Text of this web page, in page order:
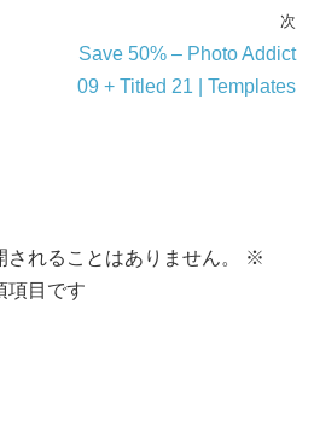
次
Save 50% – Photo Addict
09 + Titled 21 | Templates
れることはありません。
※
項目です